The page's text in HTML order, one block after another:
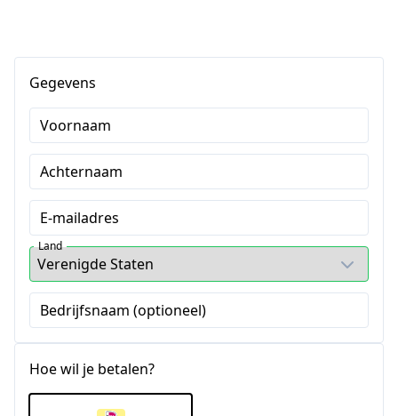
Gegevens
Voornaam
Achternaam
E-mailadres
Land
Bedrijfsnaam (optioneel)
Hoe wil je betalen?